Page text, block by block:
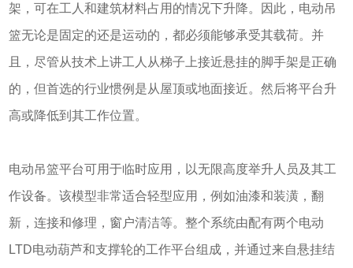
架，可在工人和建筑材料占用的情况下升降。因此，电动吊
篮无论是固定的还是运动的，都必须能够承受其载荷。并
且，尽管从技术上讲工人从梯子上接近悬挂的脚手架是正确
的，但首选的行业惯例是从屋顶或地面接近。然后将平台升
高或降低到其工作位置。
电动吊篮平台可用于临时应用，以无限高度举升人员及其工
作设备。该模型非常适合轻型应用，例如油漆和装潢，翻
新，连接和修理，窗户清洁等。整个系统由配有两个电动
LTD电动葫芦和支撑轮的工作平台组成，并通过来自悬挂结